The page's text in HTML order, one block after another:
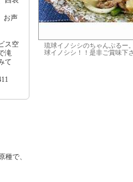
お声
ス空
滝
て
琉球イノシシのちゃんぷるー
球イノシシ！！是非ご賞味下さ
種で、